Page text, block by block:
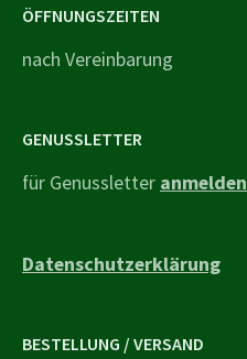
ÖFFNUNGSZEITEN
nach Vereinbarung
GENUSSLETTER
für Genussletter anmelden
Datenschutzerklärung
BESTELLUNG / VERSAND